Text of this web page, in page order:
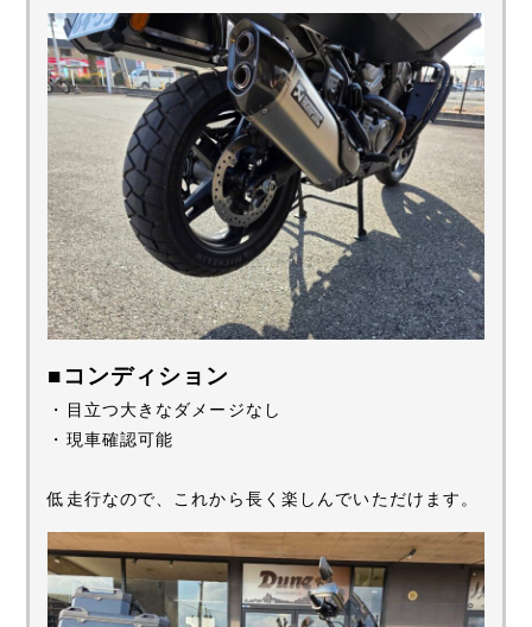
■コンディション
・目立つ大きなダメージなし
・現車確認可能
低走行なので、これから長く楽しんでいただけます。